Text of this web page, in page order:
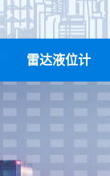
雷达液位计